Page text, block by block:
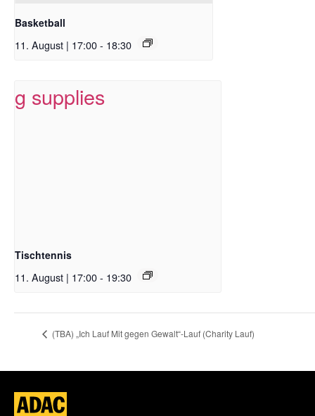
Basketball
11. August | 17:00- 18:30
Tischtennis
11. August | 17:00- 19:30
(TBA) „Ich Lauf Mit gegen Gewalt“-Lauf (Charity Lauf)